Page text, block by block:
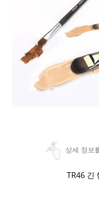
상세 정보
TR46 긴